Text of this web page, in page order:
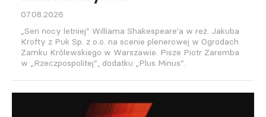
07.08.2026
„Sen nocy letniej” Williama Shakespeare'a w reż. Jakuba
Krofty z Puk Sp. z o.o. na scenie plenerowej w Ogrodach
Zamku Królewskiego w Warszawie. Pisze Piotr Zaremba
w „Rzeczpospolitej”, dodatku „Plus Minus”.